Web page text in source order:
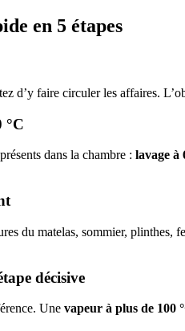
en 5 étapes
d’y faire circuler les affaires.
°C
dans la chambre : lavage à
du matelas, sommier, plinthes,
décisive
Une vapeur à plus de 100